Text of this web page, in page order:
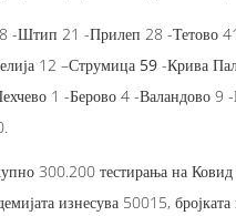
-Штип 21 -Прилеп 28 -Тетово
12 –Струмица 59 -Крива
1 -Берово 4 -Валандово 9
300.200 тестирања на
изнесува 50015,